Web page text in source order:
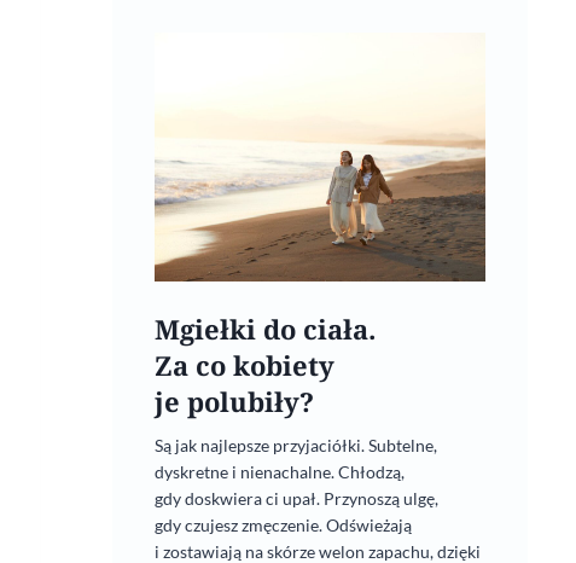
Mgiełki do ciała.
Za co kobiety
je polubiły?
Są jak najlepsze przyjaciółki. Subtelne,
dyskretne i nienachalne. Chłodzą,
gdy doskwiera ci upał. Przynoszą ulgę,
gdy czujesz zmęczenie. Odświeżają
i zostawiają na skórze welon zapachu, dzięki